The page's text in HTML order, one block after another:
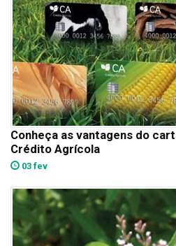
Conheça as vantagens do
Crédito Agrícola
03 fev